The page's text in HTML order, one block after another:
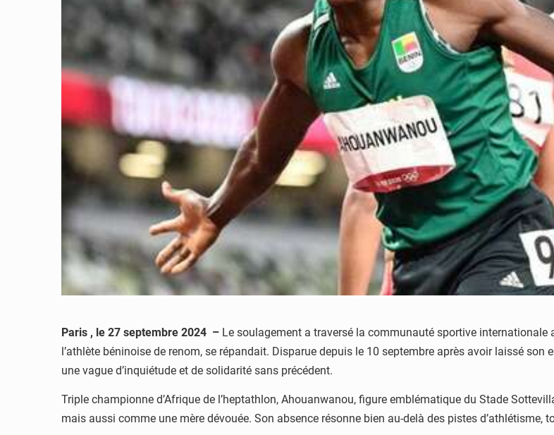
Paris , le 27 septembre 2024 – Le soulagement a traversé la communauté sportive
l’athlète béninoise de renom, se répandait. Disparue depuis le 10 septembre après avoir laissé
une vague d’inquiétude et de solidarité sans précédent.
Triple championne d’Afrique de l’heptathlon, Ahouanwanou, figure emblématique du Stade
mais aussi comme une mère dévouée. Son absence résonne bien au-delà des pistes d’athlétisme,